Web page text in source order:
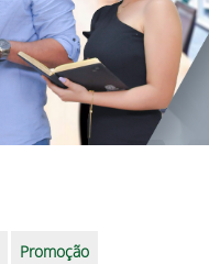
Promoção